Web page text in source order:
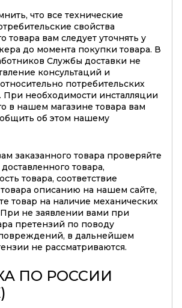
что все технические
свойства
товара вам следует уточнять у
до момента покупки товара. В
Службы доставки не
консультаций и
потребительских
При необходимости инсталляции
в нашем магазине товара вам
об этом нашему
заказанного товара проверяйте
товара,
товара, соответствие
описанию на нашем сайте,
товар на наличие механических
не заявлении вами при
претензий по поводу
в дальнейшем
не рассматриваются.
ПО РОССИИ